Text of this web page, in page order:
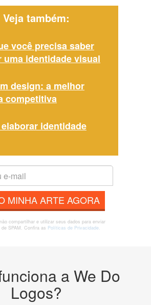
Veja também:
você precisa saber
uma identidade visual
design: a melhor
competitiva
identidade
MINHA ARTE AGORA
compartilhar e utilizar seus dados para enviar
SPAM. Confira as Políticas de Privacidade.
a We Do
Logos?